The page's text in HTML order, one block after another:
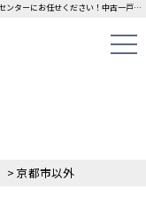
売却実績｜京都市以外｜京都の不動産売却・買取・査定なら京都売却センターにお任せください！中古一戸建て・マンション・土地の即日無料査定・現金買取中！不動産の家族信託もご相談ください！！
> 京都市以外